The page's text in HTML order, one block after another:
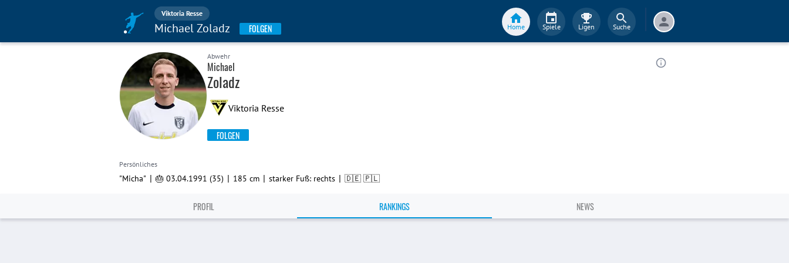
Viktoria Resse
Michael Zoladz FOLGEN Home Spiele Ligen Suche
Abwehr
Michael
Zoladz
Viktoria Resse
FOLGEN
Persönliches
"Micha" | 🎂 03.04.1991 (35) | 185 cm | starker Fuß: rechts | 🇩🇪 🇵🇱
PROFIL RANKINGS NEWS